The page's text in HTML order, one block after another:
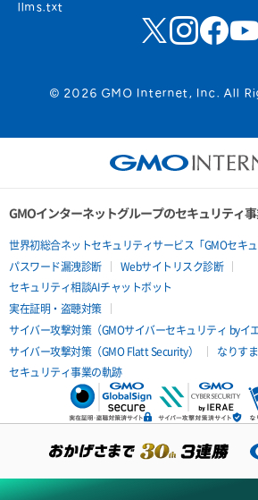
llms.txt
© 2026 GMO Internet, Inc. All
GMOインターネットグループのセキュリティ
世界初総合ネットセキュリティサービス「GMOセキュ
パスワード漏洩診断
Webサイトリスク診断
セキュリティ相談AIチャットボット
実在証明・盗聴対策
サイバー攻撃対策（GMOサイバーセキュリティ byイエ
サイバー攻撃対策（GMO Flatt Security）
なりす
セキュリティ事業の軌跡